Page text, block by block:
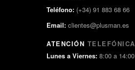
Teléfono: (+34) 91 883 68 66
Email: clientes@plusman.es
ATENCIÓN TELEFÓNICA
Lunes a Viernes: 8:00 a 14:00